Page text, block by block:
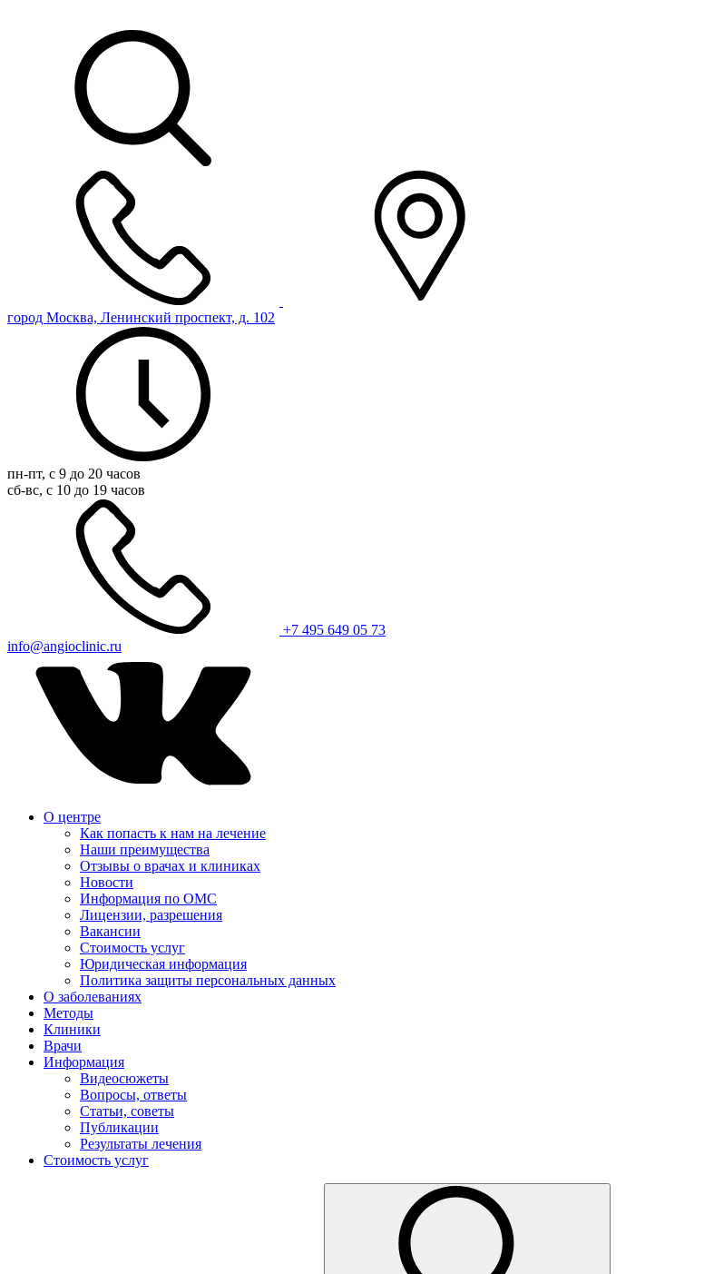
город Москва, Ленинский проспект, д. 102
пн-пт, с 9 до 20 часов
сб-вс, с 10 до 19 часов
+7 495 649 05 73
info@angioclinic.ru
О центре
Как попасть к нам на лечение
Наши преимущества
Отзывы о врачах и клиниках
Новости
Информация по ОМС
Лицензии, разрешения
Вакансии
Стоимость услуг
Юридическая информация
Политика защиты персональных данных
О заболеваниях
Методы
Клиники
Врачи
Информация
Видеосюжеты
Вопросы, ответы
Статьи, советы
Публикации
Результаты лечения
Стоимость услуг